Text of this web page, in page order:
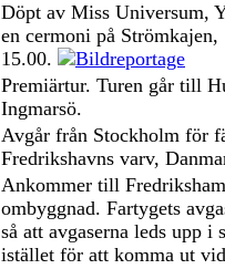
Döpt av Miss Universum,
en cermoni på
15.00.
Premiärtur. Turen går till
Ingmarsö.
Avgår från Stockholm för
Fredrikshavns varv,
Ankommer till
ombyggnad. Fartygets
så att avgaserna leds upp i
istället för att komma ut